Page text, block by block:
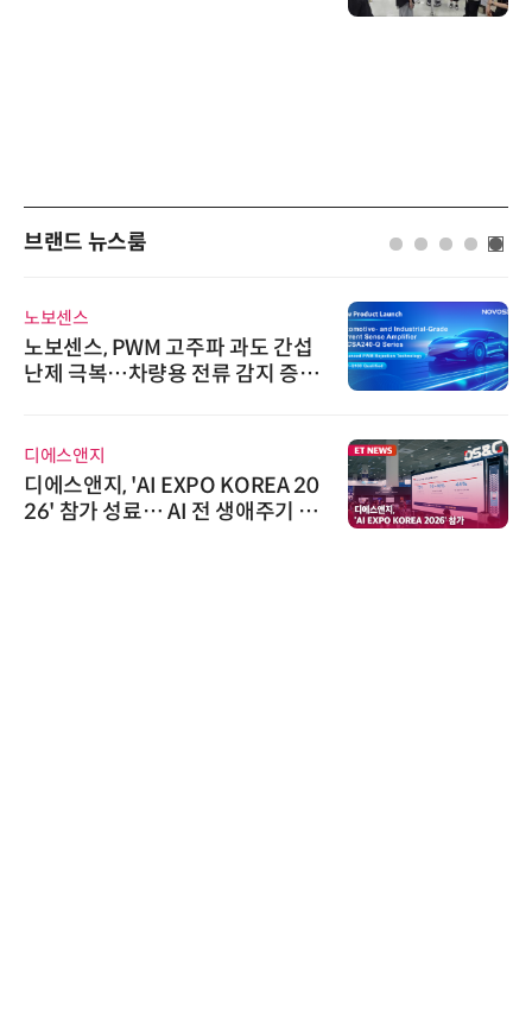
브랜드 뉴스룸
노보센스
노보센스, PWM 고주파 과도 간섭
난제 극복…차량용 전류 감지 증폭
디에스앤지
디에스앤지, 'AI EXPO KOREA 20
26' 참가 성료… AI 전 생애주기 아